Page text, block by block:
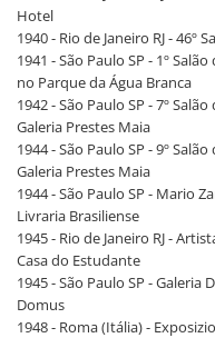
Hotel
1940 - Rio de Janeiro RJ - 46º
1941 - São Paulo SP - 1º
no Parque da Água Branca
1942 - São Paulo SP - 7º
Galeria Prestes Maia
1944 - São Paulo SP - 9º
Galeria Prestes Maia
1944 - São Paulo SP - Mario
Livraria Brasiliense
1945 - Rio de Janeiro RJ -
Casa do Estudante
1945 - São Paulo SP -
Domus
1948 - Roma (Itália) -